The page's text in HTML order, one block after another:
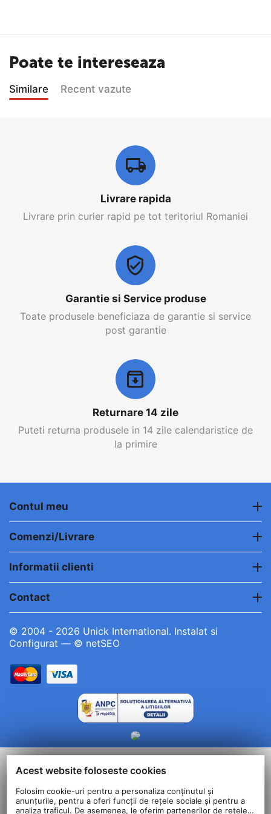
Poate te intereseaza
Similare Recent vazute
Livrare rapida
Livrare prin curier rapid pe tot teritoriul Romaniei
Garantie si Service produse
Toate produsele beneficiaza de garantie si service
post garantie
Returnare 14 zile
Puteti returna produsele in 14 zile calendaristice de
la primire
Contul meu
Comenzi/Livrare
Informatii clienti
Contact
© 2004 - 2026 Unick International. Instalat si
Configurat — © netSEO
Acest website foloseste cookies
Folosim cookie-uri pentru a personaliza conținutul și
anunțurile, pentru a oferi funcții de rețele sociale și pentru a
analiza traficul. De asemenea, le oferim partenerilor de rețele